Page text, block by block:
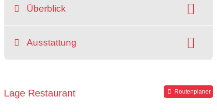
Überblick
Ausstattung
Lage Restaurant Routenplaner